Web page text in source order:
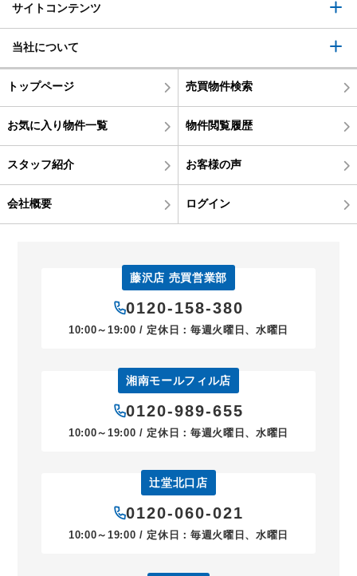
サイトコンテンツ
当社について
トップページ 売買物件検索
お気に入り物件一覧 物件閲覧履歴
スタッフ紹介 お客様の声
会社概要 ログイン
藤沢店 売買営業部
0120-158-380
10:00～19:00 / 定休日：毎週火曜日、水曜日
湘南モールフィル店
0120-989-655
10:00～19:00 / 定休日：毎週火曜日、水曜日
辻堂北口店
0120-060-021
10:00～19:00 / 定休日：毎週火曜日、水曜日